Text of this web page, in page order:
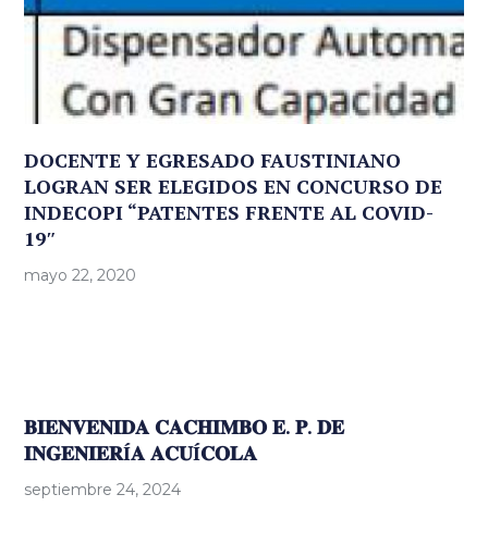
DOCENTE Y EGRESADO FAUSTINIANO
LOGRAN SER ELEGIDOS EN CONCURSO DE
INDECOPI “PATENTES FRENTE AL COVID-
19″
mayo 22, 2020
𝐁𝐈𝐄𝐍𝐕𝐄𝐍𝐈𝐃𝐀 𝐂𝐀𝐂𝐇𝐈𝐌𝐁𝐎 𝐄. 𝐏. 𝐃𝐄
𝐈𝐍𝐆𝐄𝐍𝐈𝐄𝐑Í𝐀 𝐀𝐂𝐔Í𝐂𝐎𝐋𝐀
septiembre 24, 2024